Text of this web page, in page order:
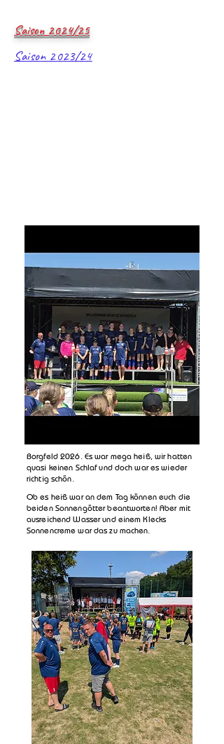
Saison 2024/25
Saison 2023/24
Borgfeld 2026. Es war mega heiß, wir hatten
quasi keinen Schlaf und doch war es wieder
richtig schön.
Ob es heiß war an dem Tag können euch die
beiden Sonnengötter beantworten! Aber mit
ausreichend Wasser und einem Klecks
Sonnencreme war das zu machen.